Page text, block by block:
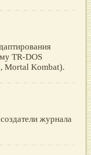
TR-DOS
Mortal Kombat).
журнала